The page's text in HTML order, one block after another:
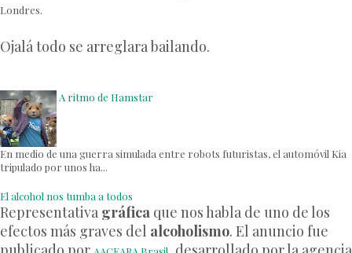
Londres.
Ojalá todo se arreglara bailando.
A ritmo de Hamstar
En medio de una guerra simulada entre robots futuristas, el automóvil Kia
tripulado por unos ha...
El alcohol nos tumba a todos
Representativa gráfica que nos habla de uno de los
efectos más graves del alcoholismo. El anuncio fue